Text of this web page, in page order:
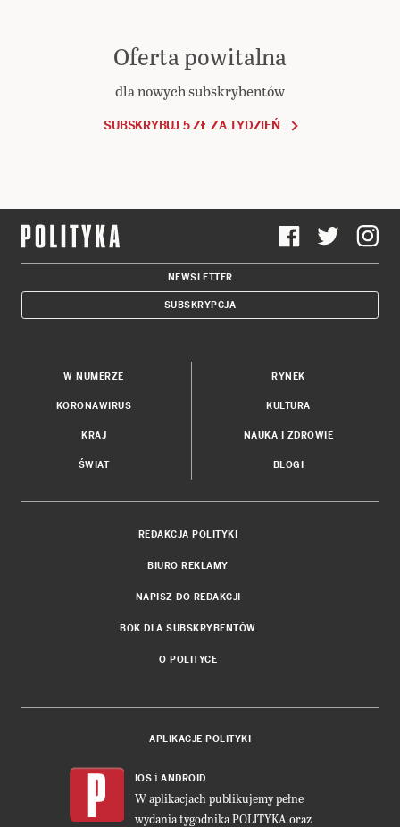
Oferta powitalna
dla nowych subskrybentów
SUBSKRYBUJ 5 ZŁ ZA TYDZIEŃ
NEWSLETTER
SUBSKRYPCJA
W NUMERZE
KORONAWIRUS
KRAJ
ŚWIAT
RYNEK
KULTURA
NAUKA I ZDROWIE
BLOGI
REDAKCJA POLITYKI
BIURO REKLAMY
NAPISZ DO REDAKCJI
BOK DLA SUBSKRYBENTÓW
O POLITYCE
APLIKACJE POLITYKI
IOS i ANDROID
W aplikacjach publikujemy pełne
wydania tygodnika POLITYKA oraz